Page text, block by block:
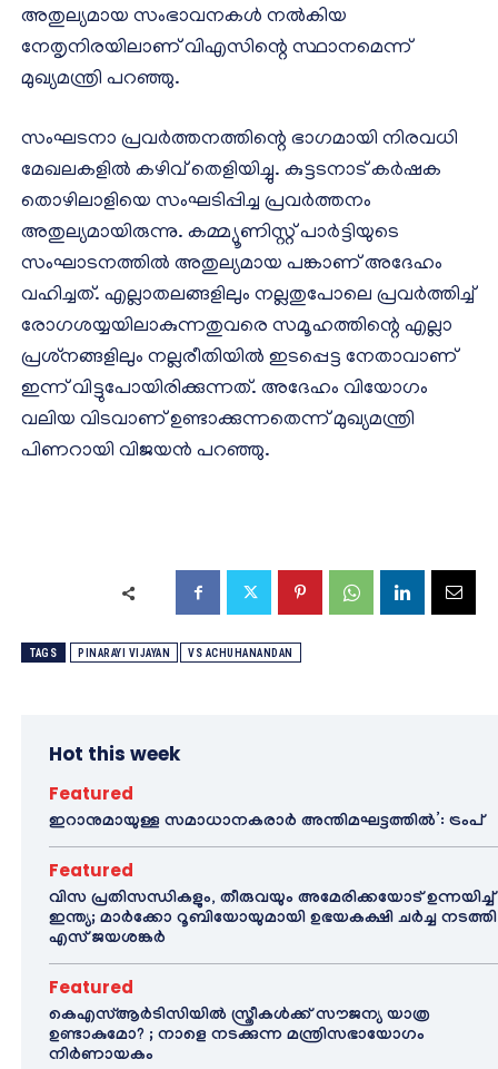
അതുല്യമായ സംഭാവനകൾ നൽകിയ
നേതൃനിരയിലാണ് വിഎസിന്റെ സ്ഥാനമെന്ന്
മുഖ്യമന്ത്രി പറഞ്ഞു.
സംഘടനാ പ്രവർത്തനത്തിന്റെ ഭാഗമായി നിരവധി
മേഖലകളിൽ കഴിവ് തെളിയിച്ചു. കുട്ടടനാട് കർഷക
തൊഴിലാളിയെ സംഘടിപ്പിച്ച പ്രവർത്തനം
അതുല്യമായിരുന്നു. കമ്മ്യൂണിസ്റ്റ് പാർട്ടിയുടെ
സംഘാടനത്തിൽ അതുല്യമായ പങ്കാണ് അദേഹം
വഹിച്ചത്. എല്ലാതലങ്ങളിലും നല്ലതുപോലെ പ്രവർത്തിച്ച്
രോഗശയ്യയിലാകുന്നതുവരെ സമൂഹത്തിന്റെ എല്ലാ
പ്രശ്‌നങ്ങളിലും നല്ലരീതിയിൽ ഇടപ്പെട്ട നേതാവാണ്
ഇന്ന് വിട്ടുപോയിരിക്കുന്നത്. അദേഹം വിയോഗം
വലിയ വിടവാണ് ഉണ്ടാക്കുന്നതെന്ന് മുഖ്യമന്ത്രി
പിണറായി വിജയൻ പറഞ്ഞു.
TAGS PINARAYI VIJAYAN VS ACHUHANANDAN
Hot this week
Featured
ഇറാനുമായുള്ള സമാധാനകരാർ അന്തിമഘട്ടത്തിൽ‌’: ട്രംപ്
Featured
വിസ പ്രതിസന്ധികളും, തീരുവയും അമേരിക്കയോട് ഉന്നയിച്ച്
ഇന്ത്യ; മാർക്കോ റൂബിയോയുമായി ഉഭയകക്ഷി ചർച്ച നടത്തി
എസ് ജയശങ്കർ
Featured
കെഎസ്ആർടിസിയിൽ സ്ത്രീകൾക്ക് സൗജന്യ യാത്ര
ഉണ്ടാകുമോ? ; നാളെ നടക്കുന്ന മന്ത്രിസഭായോഗം
നിർണായകം